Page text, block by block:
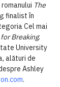
The
, finalist în
Cel mai
Breaking.
University
alături de
Ashley
.